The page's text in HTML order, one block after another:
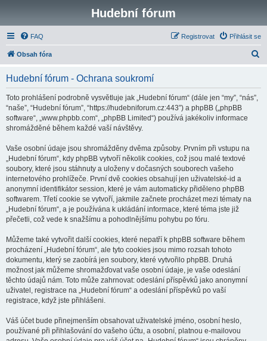
Hudební fórum
FAQ Přihlásit se
Registrovat
Obsah fóra
Hudební fórum - Ochrana soukromí
Toto prohlášení podrobně vysvětluje jak „Hudební fórum“ (dále jen “my”, “nás”,
“naše”, “Hudební fórum”, “https://hudebniforum.cz:443”) a phpBB („phpBB
software“, „www.phpbb.com“, „phpBB Limited“) používá jakékoliv informace
shromážděné během každé vaší návštěvy.
Vaše osobní údaje jsou shromážděny dvěma způsoby. Prvním při vstupu na
„Hudební fórum“, kdy phpBB vytvoří několik cookies, což jsou malé textové
soubory, které jsou stáhnuty a uloženy v dočasných souborech vašeho
internetového prohlížeče. První dvě cookies obsahují jen uživatelské-id a
anonymní identifikátor session, které je vám automaticky přiděleno phpBB
softwarem. Třetí cookie se vytvoří, jakmile začnete procházet mezi tématy na
„Hudební fórum“, a je používána k ukládání informace, které téma jste již
přečetli, což vede k snažšímu a pohodlnějšímu pohybu po fóru.
Můžeme také vytvořit další cookies, které nepatří k phpBB software během
procházení „Hudební fórum“, ale tyto cookies jsou mimo rozsah tohoto
dokumentu, který se zaobírá jen soubory, které vytvořilo phpBB. Druhá
možnost jak můžeme shromažďovat vaše osobní údaje, je vaše odeslání
těchto údajů nám. Toto může zahrnovat: odeslání příspěvků jako anonymní
uživatel, registrace na „Hudební fórum“ a odeslání příspěvků po vaší
registrace, když jste přihlášeni.
Váš účet bude přinejmenším obsahovat uživatelské jméno, osobní heslo,
používané při přihlašování do vašeho účtu, a osobní, platnou e-mailovou